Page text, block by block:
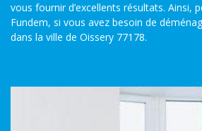
vous fournir d’excellents résultats. Ainsi,
Fundem, si vous avez besoin de
dans la ville de Oissery 77178.